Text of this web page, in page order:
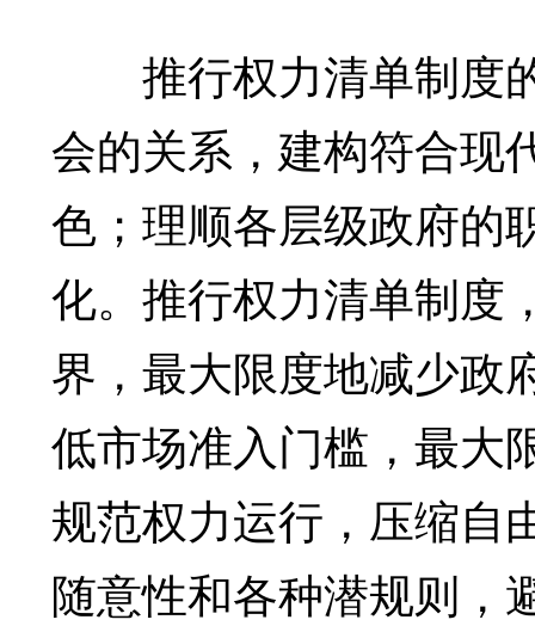
推行权力清单制度
会的关系，建构符合现
色；理顺各层级政府的
化。推行权力清单制度
界，最大限度地减少政
低市场准入门槛，最大
规范权力运行，压缩自
随意性和各种潜规则，